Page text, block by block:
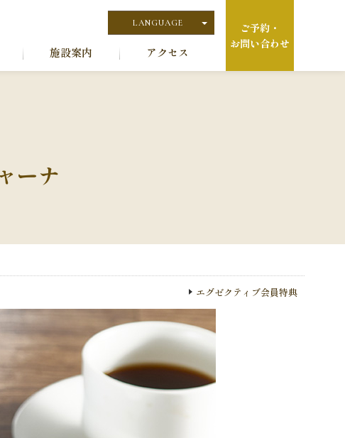
施設案内 アクセス
LANGUAGE
English
ご予約・
お問い合わせ
ーナ
エグゼクティブ会員特典